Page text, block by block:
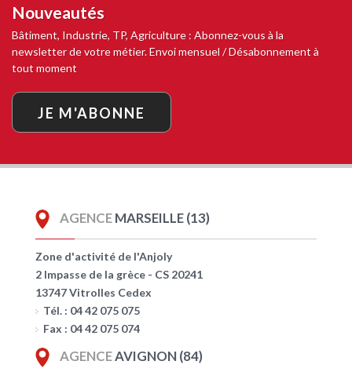
Nouveautés
Bâtiment, Industrie, TP, Agriculture : Abonnez-vous à la
newsletter de votre métier. Envoi mensuel / Désabonnement à
tout moment
JE M'ABONNE
AGENCEMARSEILLE (13)
Zone d'activité de l'Anjoly
2 Impasse de la grèce - CS 20241
13747 Vitrolles Cedex
Tél. : 04 42 075 075
Fax : 04 42 075 074
AGENCEAVIGNON (84)